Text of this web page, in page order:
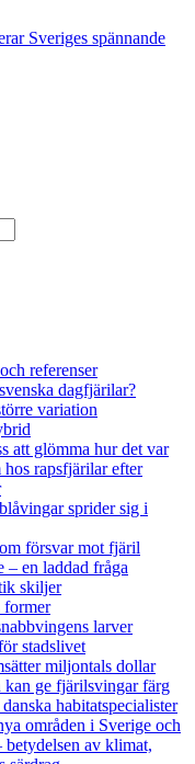
referenser
dagfjärilar?
variation
att glömma hur det var
rapsfjärilar efter
sprider sig i
försvar mot fjäril
– en laddad fråga
skiljer
former
larver
stadslivet
miljontals dollar
ge fjärilsvingar färg
habitatspecialister
områden i Sverige och
betydelsen av klimat,